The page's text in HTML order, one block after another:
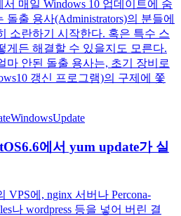
매일 Windows 10 업데이트에 숨
출 용사(Administrators)의 분들에
소란하기 시작한다. 혹은 특수 스
게든 해결할 수 있을지도 모른다.
마 안된 돌출 용사는, 초기 장비로
갱신 프로그램)의 구제에 쫓
WindowsUpdate
에서 yum update가 실
에, nginx 서버나 Percona-
나 wordpress 등을 넣어 버린 결